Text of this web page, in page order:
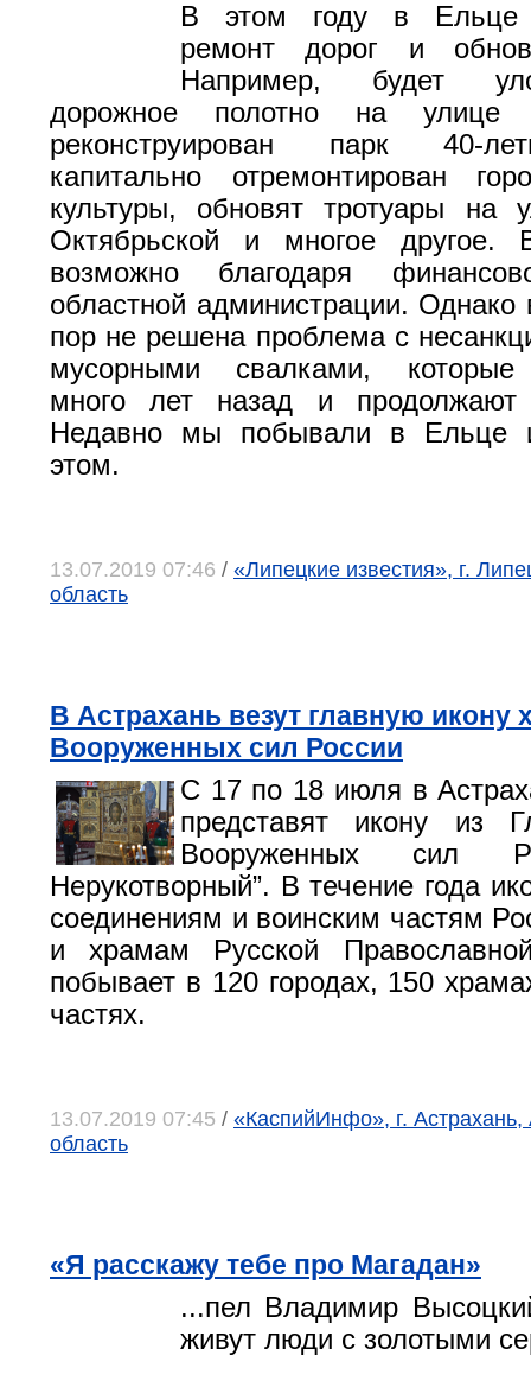
В этом году в Ельце
ремонт дорог и
Например, будет
дорожное полотно на улице
реконструирован парк 40-
капитально отремонтирован
культуры, обновят тротуары на
Октябрьской и многое другое.
возможно благодаря
областной администрации. Однако
пор не решена проблема с
мусорными свалками, которые
много лет назад и продолжают
Недавно мы побывали в Ельце
этом.
13.07.2019 07:46 / «Липецкие известия», г.
область
В Астрахань везут главную икону
Вооруженных сил России
С 17 по 18 июля в
представят икону из
Вооруженных сил
Нерукотворный”. В течение года
соединениям и воинским частям
и храмам Русской
побывает в 120 городах, 150
частях.
13.07.2019 07:45 / «КаспийИнфо», г. Астрахань,
область
«Я расскажу тебе про Магадан»
...пел Владимир
живут люди с золотыми